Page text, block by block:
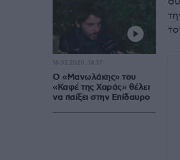
Ο «Μανωλάκης» του
«Καφέ της Χαράς» θέλει
να παίξει στην Επίδαυρο
16.02.2020, 14:37